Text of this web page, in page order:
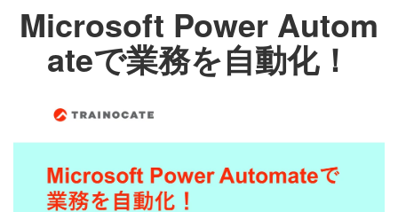
Microsoft Power Autom
ateで業務を自動化！